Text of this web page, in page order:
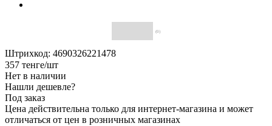
(0)
Штрихкод: 4690326221478
357 тенге/шт
Нет в наличии
Нашли дешевле?
Под заказ
Цена действительна только для интернет-магазина и может
отличаться от цен в розничных магазинах